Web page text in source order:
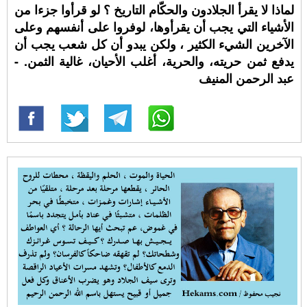
لماذا لا يقرأ الجلادون والحكّام التاريخ ؟ لو قرأوا جزءا من
الأشياء التي يجب أن يقرأوها، لوفروا على أنفسهم وعلى
الآخرين الشيء الكثير ، ولكن يبدو أن كل شعب يجب أن
يدفع ثمن حريته، والحرية، أغلب الأحيان، غالية الثمن. -
عبد الرحمن المنيف